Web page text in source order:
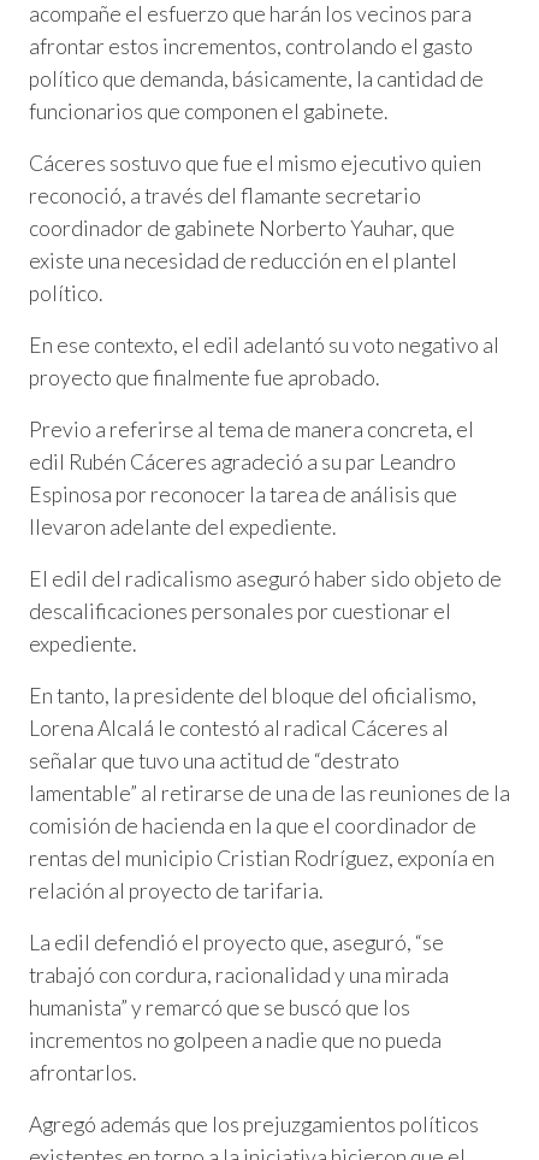
acompañe el esfuerzo que harán los vecinos para
afrontar estos incrementos, controlando el gasto
político que demanda, básicamente, la cantidad de
funcionarios que componen el gabinete.
Cáceres sostuvo que fue el mismo ejecutivo quien
reconoció, a través del flamante secretario
coordinador de gabinete Norberto Yauhar, que
existe una necesidad de reducción en el plantel
político.
En ese contexto, el edil adelantó su voto negativo al
proyecto que finalmente fue aprobado.
Previo a referirse al tema de manera concreta, el
edil Rubén Cáceres agradeció a su par Leandro
Espinosa por reconocer la tarea de análisis que
llevaron adelante del expediente.
El edil del radicalismo aseguró haber sido objeto de
descalificaciones personales por cuestionar el
expediente.
En tanto, la presidente del bloque del oficialismo,
Lorena Alcalá le contestó al radical Cáceres al
señalar que tuvo una actitud de “destrato
lamentable” al retirarse de una de las reuniones de la
comisión de hacienda en la que el coordinador de
rentas del municipio Cristian Rodríguez, exponía en
relación al proyecto de tarifaria.
La edil defendió el proyecto que, aseguró, “se
trabajó con cordura, racionalidad y una mirada
humanista” y remarcó que se buscó que los
incrementos no golpeen a nadie que no pueda
afrontarlos.
Agregó además que los prejuzgamientos políticos